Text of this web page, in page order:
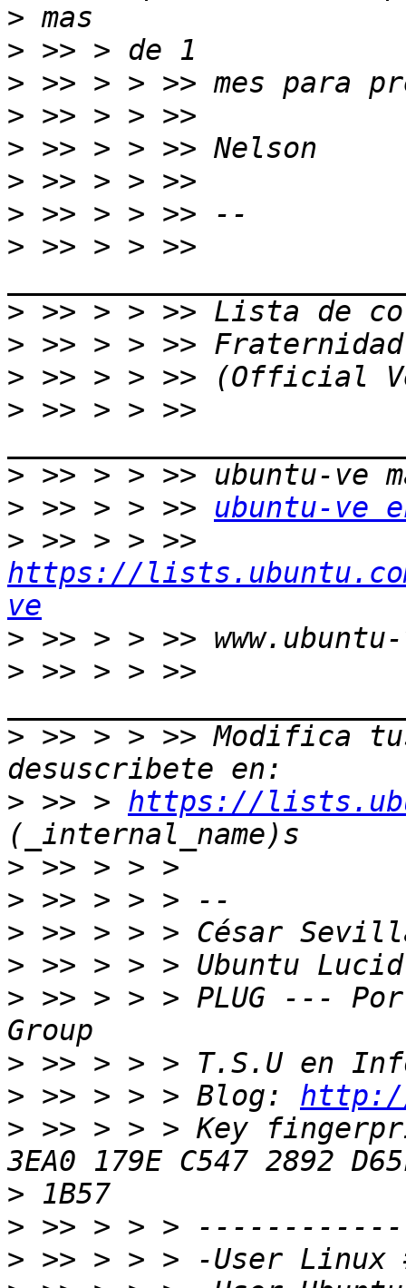
>
>
>
>
>
>
>
> >> > > >>
>
>
>
> >> > > >>
>
> >> > > >> ubuntu-ve
>
https://
ve
>
> >> > > >>
> >> > > >> Modifica
> >> > https://
>
>
>
>
> >> > > > PLUG ---
>
> >> > > > Blog: http://
> >> > > > Key
>
>
>